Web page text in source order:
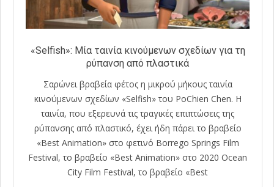
«Selfish»: Μία ταινία κινούμενων σχεδίων για τη
ρύπανση από πλαστικά
Σαρώνει βραβεία φέτος η μικρού μήκους ταινία
κινούμενων σχεδίων «Selfish» του PoChien Chen. Η
ταινία, που εξερευνά τις τραγικές επιπτώσεις της
ρύπανσης από πλαστικό, έχει ήδη πάρει το βραβείο
«Best Animation» στο φετινό Borrego Springs Film
Festival, το βραβείο «Best Animation» στο 2020 Ocean
City Film Festival, το βραβείο «Best